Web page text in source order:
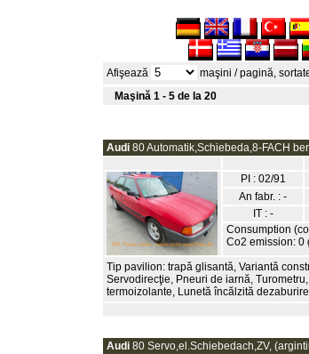
Afişează maşini / pagină,
Maşină 1 - 5 de la 20
Audi 80 Automatik,Schiebeda,8-FACH
PI : 02/91
An fabr. : -
IT : -
Consumption
Co2 emission: 0
Tip pavilion: trapă glisantă, Variantă
Servodirecţie, Pneuri de iarnă,
termoizolante, Lunetă încălzită
Audi 80 Servo,el.Schiebedach,ZV,